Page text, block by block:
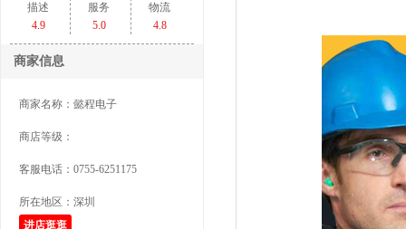
描述
4.9
服务
5.0
物流
4.8
商家信息
商家名称： 懿程电子
商店等级：
客服电话： 0755-6251175
所在地区： 深圳
进店逛逛